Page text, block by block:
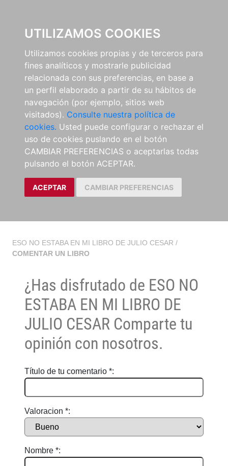
UTILIZAMOS COOKIES
Utilizamos cookies propias y de terceros para
fines analíticos y mostrarle publicidad
relacionada con sus preferencias, en base a
un perfil elaborado a partir de su hábitos de
navegación (por ejemplo, sitios web
visitados). Consulte nuestra política de
cookies. Usted puede configurar o rechazar el
uso de cookies puslando en el botón
CAMBIAR PREFERENCIAS o aceptarlas todas
pulsando el botón ACEPTAR.
ACEPTAR CAMBIAR PREFERENCIAS
ESO NO ESTABA EN MI LIBRO DE JULIO CESAR /
COMENTAR UN LIBRO
¿Has disfrutado de ESO NO
ESTABA EN MI LIBRO DE
JULIO CESAR Comparte tu
opinión con nosotros.
Título de tu comentario *:
Valoracion *:
Nombre *: